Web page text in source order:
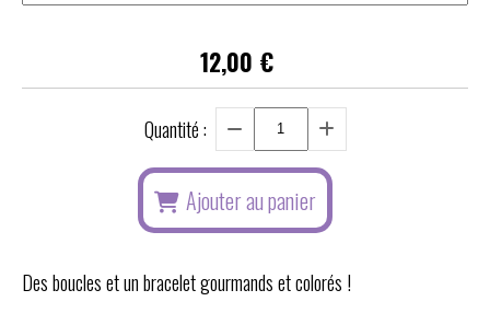
12,00 €
Quantité :
Ajouter au panier
Des boucles et un bracelet gourmands et colorés !